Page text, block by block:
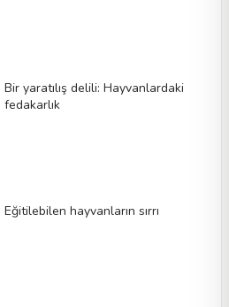
Bir yaratılış delili: Hayvanlardaki
fedakarlık
Eğitilebilen hayvanların sırrı